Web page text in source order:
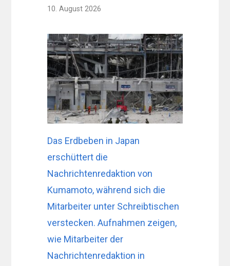
10. August 2026
Das Erdbeben in Japan
erschüttert die
Nachrichtenredaktion von
Kumamoto, während sich die
Mitarbeiter unter Schreibtischen
verstecken. Aufnahmen zeigen,
wie Mitarbeiter der
Nachrichtenredaktion in